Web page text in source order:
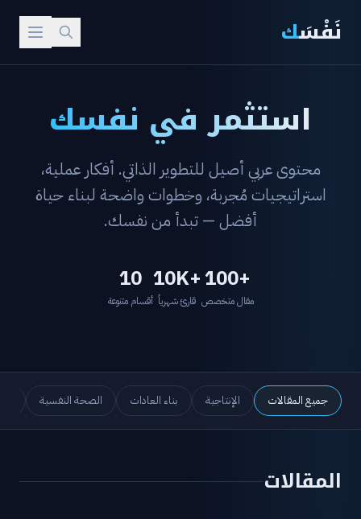
نَفْسَك
استثمر في نفسك
محتوى عربي أصيل للتطوير الذاتي. أفكار عملية،
استراتيجيات مُجربة، وخطوات واضحة لبناء حياة
أفضل — تبدأ من نفسك.
+100
مقال متخصص
+10K
قارئ شهرياً
10
أقسام متنوعة
جميع المقالات الإنتاجية بناء العادات الصحة النفسية
المقالات